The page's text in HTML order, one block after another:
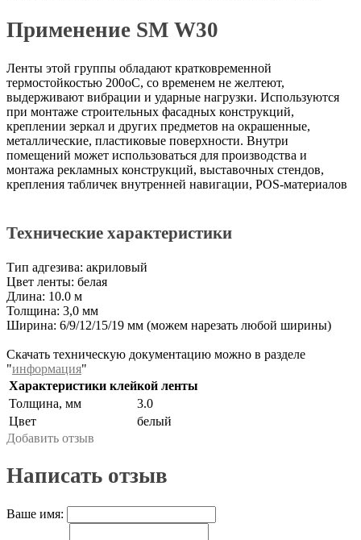
Применение SM W30
Ленты этой группы обладают кратковременной
термостойкостью 200оС, со временем не желтеют,
выдерживают вибрации и ударные нагрузки. Используются
при монтаже строительных фасадных конструкций,
креплении зеркал и других предметов на окрашенные,
металлические, пластиковые поверхности. Внутри
помещений может использоваться для производства и
монтажа рекламных конструкций, выставочных стендов,
крепления табличек внутренней навигации, POS-материалов
Технические характеристики
Тип адгезива: акриловый
Цвет ленты: белая
Длина: 10.0 м
Толщина: 3,0 мм
Ширина: 6/9/12/15/19 мм (можем нарезать любой ширины)
Скачать техническую документацию можно в разделе
"информация"
Характеристики клейкой ленты
Толщина, мм
3.0
Цвет
белый
Добавить отзыв
Написать отзыв
Ваше имя: